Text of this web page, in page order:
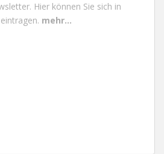
Hier können Sie sich in
mehr...